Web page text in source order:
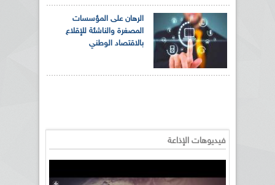
الرهان على المؤسسات
المصغرة والناشئة للإقلاع
بالاقتصاد الوطني
فيديوهات الإذاعة